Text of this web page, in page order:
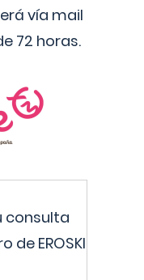
vía mail
72 horas.
consulta
de EROSKI